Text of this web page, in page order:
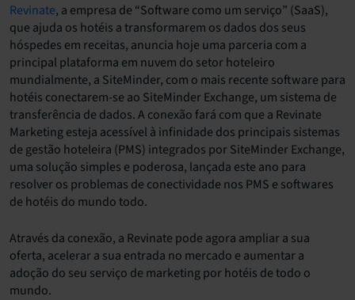
Revinate, a empresa de “Software como um serviço” (SaaS),
que ajuda os hotéis a transformarem os dados dos seus
hóspedes em receitas, anuncia hoje uma parceria com a
principal plataforma em nuvem do setor hoteleiro
mundialmente, a SiteMinder, com o mais recente software para
hotéis conectarem-se ao SiteMinder Exchange, um sistema de
transferência de dados. A conexão fará com que a Revinate
Marketing esteja acessível à infinidade dos principais sistemas
de gestão hoteleira (PMS) integrados por SiteMinder Exchange,
uma solução simples e poderosa, lançada este ano para
resolver os problemas de conectividade nos PMS e softwares
de hotéis do mundo todo.
Através da conexão, a Revinate pode agora ampliar a sua
oferta, acelerar a sua entrada no mercado e aumentar a
adoção do seu serviço de marketing por hotéis de todo o
mundo.